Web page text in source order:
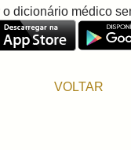
o dicionário médico
VOLTAR